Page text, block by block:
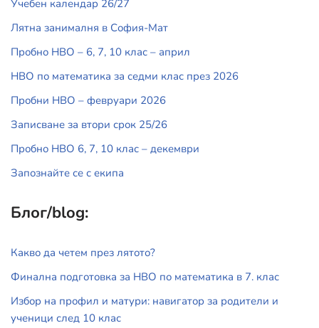
Учебен календар 26/27
Лятна занималня в София-Мат
Пробно НВО – 6, 7, 10 клас – април
НВО по математика за седми клас през 2026
Пробни НВО – февруари 2026
Записване за втори срок 25/26
Пробно НВО 6, 7, 10 клас – декември
Запознайте се с екипа
Блог/blog:
Какво да четем през лятото?
Финална подготовка за НВО по математика в 7. клас
Избор на профил и матури: навигатор за родители и
ученици след 10 клас